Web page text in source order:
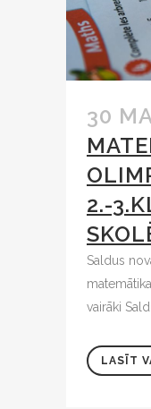
30
2.-
Saldus
vairāki
LASĪT